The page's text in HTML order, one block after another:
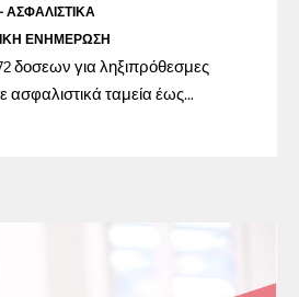
ΑΣΦΑΛΙΣΤΙΚΆ
ΕΝΗΜΈΡΩΣΗ
δοσεων για ληξιπρόθεσμες
ασφαλιστικά ταμεία έως